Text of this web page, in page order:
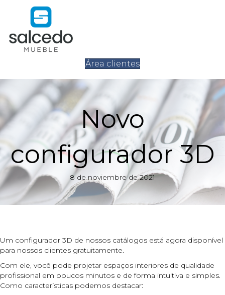
Área clientes
Novo
configurador 3D
8 de noviembre de 2021
Um configurador 3D de nossos catálogos está agora disponível
para nossos clientes gratuitamente.
Com ele, você pode projetar espaços interiores de qualidade
profissional em poucos minutos e de forma intuitiva e simples.
Como características podemos destacar: